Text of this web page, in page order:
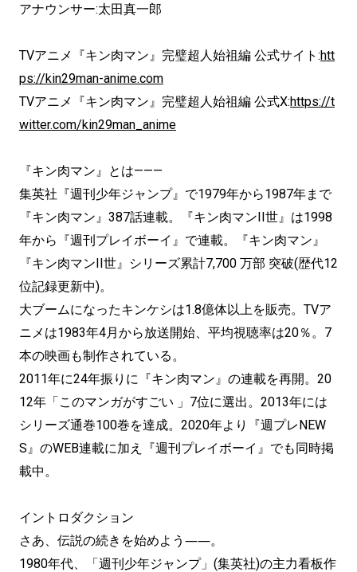
アナウンサー:太田真一郎
TVアニメ『キン肉マン』完璧超人始祖編 公式サイト:htt
ps://kin29man-anime.com
TVアニメ『キン肉マン』完璧超人始祖編 公式X:https://t
witter.com/kin29man_anime
『キン肉マン』とは———
集英社『週刊少年ジャンプ』で1979年から1987年まで
『キン肉マン』387話連載。『キン肉マンII世』は1998
年から『週刊プレイボーイ』で連載。『キン肉マン』
『キン肉マンII世』シリーズ累計7,700 万部 突破(歴代12
位記録更新中)。
大ブームになったキンケシは1.8億体以上を販売。TVア
ニメは1983年4月から放送開始、平均視聴率は20％。7
本の映画も制作されている。
2011年に24年振りに『キン肉マン』の連載を再開。20
12年「このマンガがすごい 」7位に選出。2013年には
シリーズ通巻100巻を達成。2020年より『週プレNEW
S』のWEB連載に加え『週刊プレイボーイ』でも同時掲
載中。
イントロダクション
さあ、伝説の続きを始めよう――。
1980年代、「週刊少年ジャンプ」(集英社)の主力看板作